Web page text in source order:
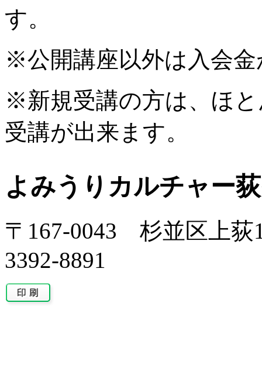
す。
※公開講座以外は入会
※新規受講の方は、ほ
受講が出来ます。
よみうりカルチャー
〒167-0043 杉並区上荻
3392-8891